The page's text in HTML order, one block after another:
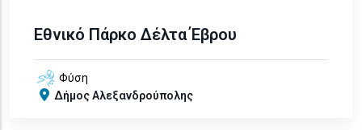
Εθνικό Πάρκο Δέλτα Έβρου
Φύση
Δήμος Αλεξανδρούπολης